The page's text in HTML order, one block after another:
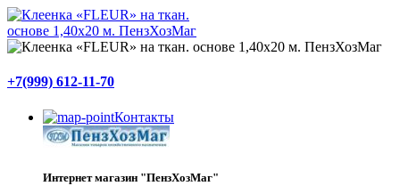
+7(999) 612-11-70
Контакты
Интернет магазин "ПензХозМаг"